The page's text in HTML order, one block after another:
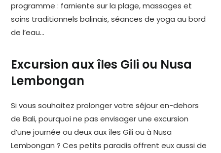
programme : farniente sur la plage, massages et
soins traditionnels balinais, séances de yoga au bord
de l’eau…
Excursion aux îles Gili ou Nusa
Lembongan
Si vous souhaitez prolonger votre séjour en-dehors
de Bali, pourquoi ne pas envisager une excursion
d’une journée ou deux aux îles Gili ou à Nusa
Lembongan ? Ces petits paradis offrent eux aussi de